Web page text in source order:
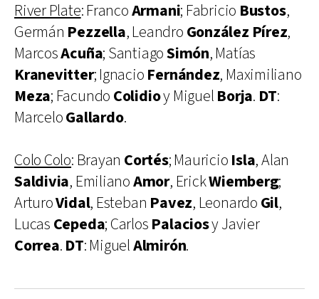
River Plate: FrancoArmani; Fabricio Bustos,
Germán Pezzella, Leandro González Pírez,
MarcosAcuña; SantiagoSimón, Matías
Kranevitter; Ignacio Fernández, Maximiliano
Meza; Facundo Colidioy Miguel Borja. DT:
MarceloGallardo.
Colo Colo: Brayan Cortés; Mauricio Isla, Alan
Saldivia, EmilianoAmor, ErickWiemberg;
ArturoVidal, Esteban Pavez, Leonardo Gil,
Lucas Cepeda; Carlos Palaciosy Javier
Correa. DT: MiguelAlmirón.